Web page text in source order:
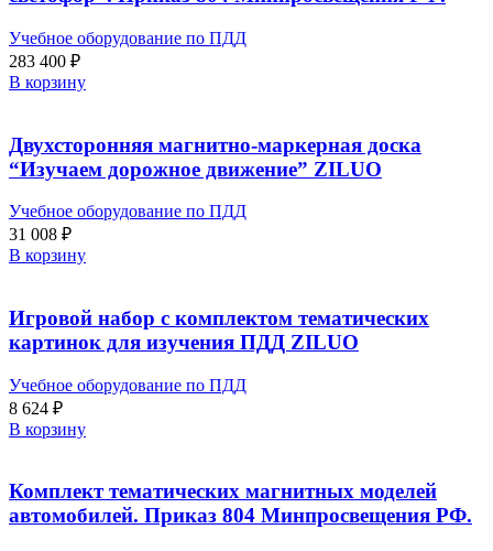
Учебное оборудование по ПДД
283 400 ₽
В корзину
Двухсторонняя магнитно-маркерная доска
“Изучаем дорожное движение” ZILUO
Учебное оборудование по ПДД
31 008 ₽
В корзину
Игровой набор с комплектом тематических
картинок для изучения ПДД ZILUO
Учебное оборудование по ПДД
8 624 ₽
В корзину
Комплект тематических магнитных моделей
автомобилей. Приказ 804 Минпросвещения РФ.